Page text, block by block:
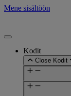
Mene sisältöön
Kodit
Close Kodit